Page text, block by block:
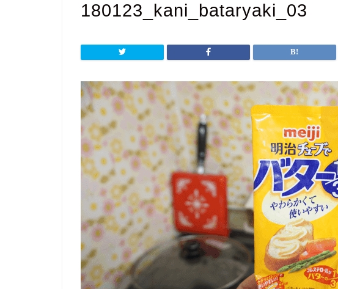
180123_kani_bataryaki_03